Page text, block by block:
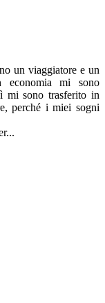
un viaggiatore e un
economia mi sono
mi sono trasferito in
perché i miei sogni